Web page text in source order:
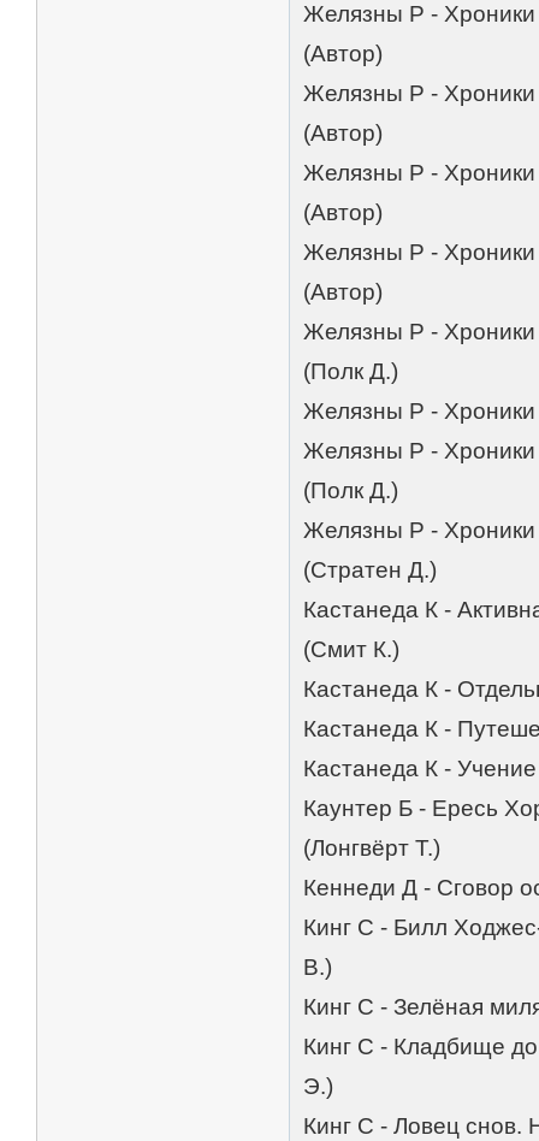
Желязны Р - Хроники
(Автор)
Желязны Р -
(Автор)
Желязны Р - Хроники
(Автор)
Желязны Р - Хроники
(Автор)
Желязны Р -
(Полк Д.)
Желязны Р - Хроники
Желязны Р -
(Полк Д.)
Желязны Р - Хроники
(Стратен Д.)
Кастанеда К -
(Смит К.)
Кастанеда К -
Кастанеда К -
Кастанеда К -
Каунтер Б - Ересь
(Лонгвёрт Т.)
Кеннеди Д - Сговор
Кинг С - Билл
В.)
Кинг С - Зелёная
Кинг С - Кладбище
Э.)
Кинг С - Ловец снов.